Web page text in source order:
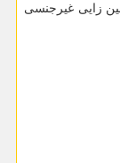
زایی غیرجنسی